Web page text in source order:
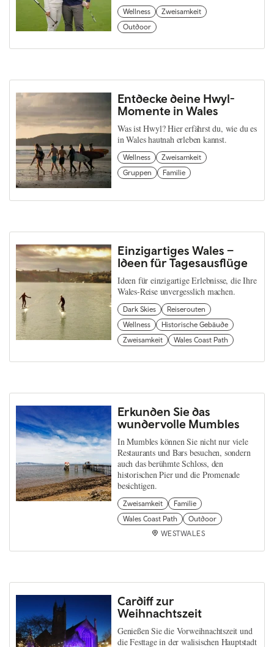
Wellness
Zweisamkeit
Outdoor
Entdecke deine Hwyl-
Momente in Wales
Was ist Hwyl? Hier erfährst du, wie du es
in Wales hautnah erleben kannst.
Wellness
Zweisamkeit
Gruppen
Familie
Einzigartiges Wales –
Ideen für Tagesausflüge
Ideen für einzigartige Erlebnisse, die Ihre
Wales-Reise unvergesslich machen.
Dark Skies
Reiserouten
Wellness
Historische Gebäude
Zweisamkeit
Wales Coast Path
Erkunden Sie das
wundervolle Mumbles
In Mumbles können Sie nicht nur viele
Restaurants und Bars besuchen, sondern
auch das berühmte Schloss, den
historischen Pier und die Promenade
besichtigen.
Zweisamkeit
Familie
Wales Coast Path
Outdoor
WESTWALES
Cardiff zur
Weihnachtszeit
Genießen Sie die Vorweihnachtszeit und
die Festtage in der walisischen Hauptstadt